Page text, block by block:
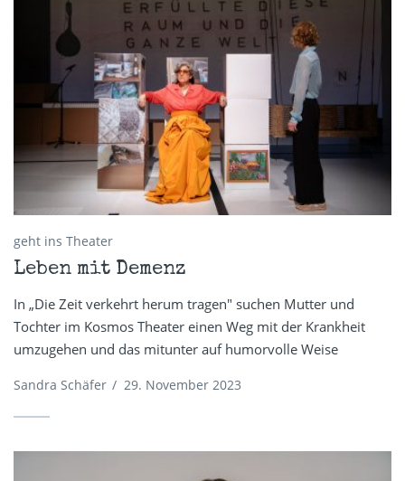
geht ins Theater
Leben mit Demenz
In „Die Zeit verkehrt herum tragen" suchen Mutter und
Tochter im Kosmos Theater einen Weg mit der Krankheit
umzugehen und das mitunter auf humorvolle Weise
Sandra Schäfer / 29. November 2023